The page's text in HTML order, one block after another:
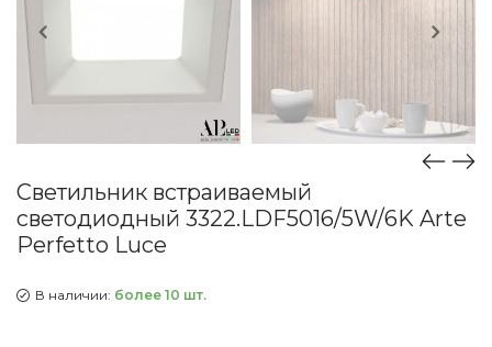
Светильник встраиваемый
светодиодный 3322.LDF5016/5W/6K Arte
Perfetto Luce
В наличии: более 10 шт.